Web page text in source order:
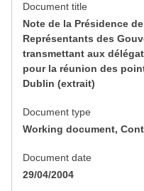
Document title
Note de la Présidence
Représentants des
transmettant aux
pour la réunion des
Dublin (extrait)
Document type
Working document,
Document date
29/04/2004